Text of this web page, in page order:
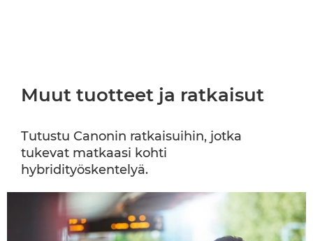
Muut tuotteet ja ratkaisut
Tutustu Canonin ratkaisuihin, jotka
tukevat matkaasi kohti
hybridityöskentelyä.